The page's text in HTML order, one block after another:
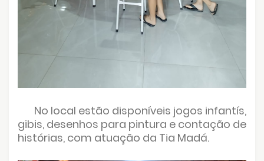
No local estão disponíveis jogos infantís,
gibis, desenhos para pintura e contação de
histórias, com atuação da Tia Madá.